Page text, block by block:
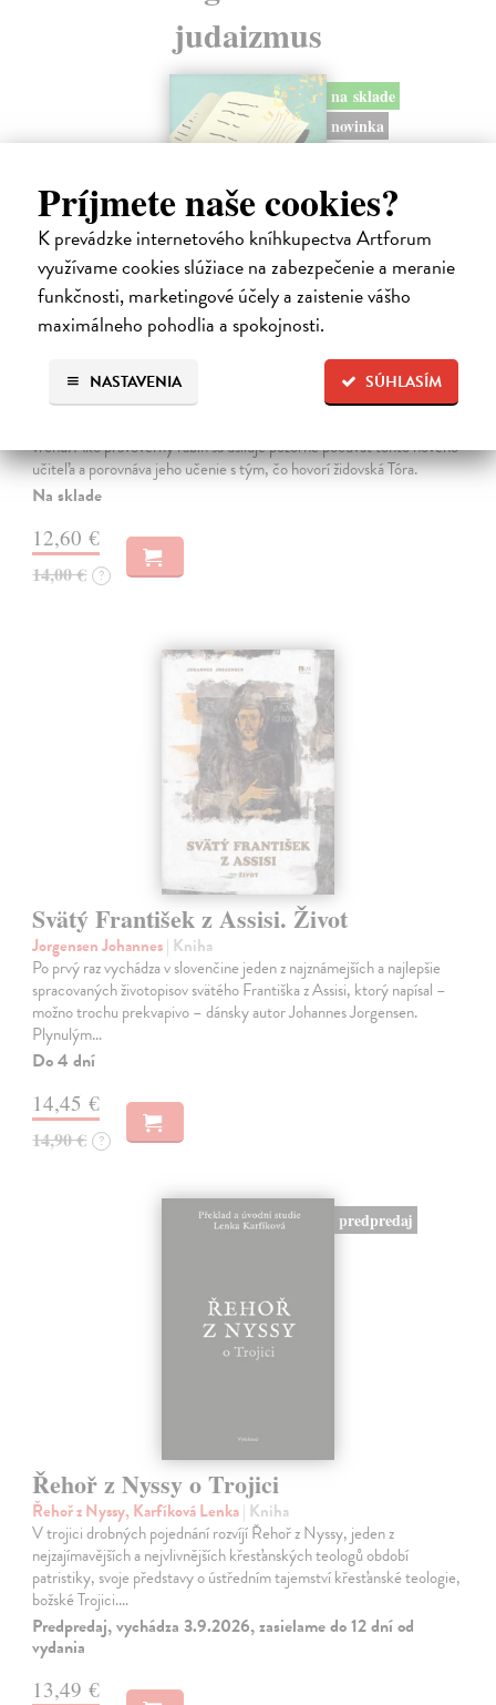
Príjmete naše cookies?
K prevádzke internetového kníhkupectva Artforum
využívame cookies slúžiace na zabezpečenie a meranie
funkčnosti, marketingové účely a zaistenie vášho
maximálneho pohodlia a spokojnosti.
SÚHLASÍM
NASTAVENIA
judaizmus
na sklade
novinka
Rabín sa rozpráva s Ježišom
Neusner Jacob| Kniha
vrchu. Ako pravoverný rabín sa usiluje pozorne počúvať tohto nového
učiteľa a porovnáva jeho učenie s tým, čo hovorí židovská Tóra.
Na sklade
12,60 €
14,00 € ?
Svätý František z Assisi. Život
Jorgensen Johannes| Kniha
Po prvý raz vychádza v slovenčine jeden z najznámejších a najlepšie
spracovaných životopisov svätého Františka z Assisi, ktorý napísal –
možno trochu prekvapivo – dánsky autor Johannes Jorgensen.
Plynulým…
Do 4 dní
14,45 €
14,90 € ?
predpredaj
Řehoř z Nyssy o Trojici
Řehoř z Nyssy, Karfíková Lenka| Kniha
V trojici drobných pojednání rozvíjí Řehoř z Nyssy, jeden z
nejzajímavějších a nejvlivnějších křesťanských teologů období
patristiky, svoje představy o ústředním tajemství křesťanské teologie,
božské Trojici.…
Predpredaj, vychádza 3.9.2026, zasielame do 12 dní od
vydania
13,49 €